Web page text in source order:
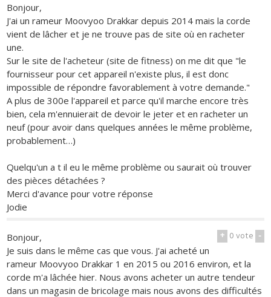
Bonjour,
J'ai un rameur Moovyoo Drakkar depuis 2014 mais la corde
vient de lâcher et je ne trouve pas de site où en racheter
une.
Sur le site de l'acheteur (site de fitness) on me dit que "le
fournisseur pour cet appareil n'existe plus, il est donc
impossible de répondre favorablement à votre demande."
A plus de 300e l'appareil et parce qu'il marche encore très
bien, cela m'ennuierait de devoir le jeter et en racheter un
neuf (pour avoir dans quelques années le même problème,
probablement…)
Quelqu'un a t il eu le même problème ou saurait où trouver
des pièces détachées ?
Merci d'avance pour votre réponse
Jodie
+ 0vote -
Bonjour,
Je suis dans le même cas que vous. J'ai acheté un
rameur Moovyoo Drakkar 1 en 2015 ou 2016 environ, et la
corde m'a lâchée hier. Nous avons acheter un autre tendeur
dans un magasin de bricolage mais nous avons des difficultés